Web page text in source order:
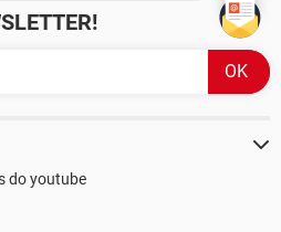
do youtube